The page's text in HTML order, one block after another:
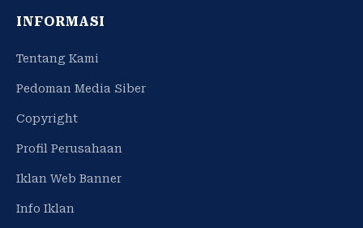
INFORMASI
Tentang Kami
Pedoman Media Siber
Copyright
Profil Perusahaan
Iklan Web Banner
Info Iklan